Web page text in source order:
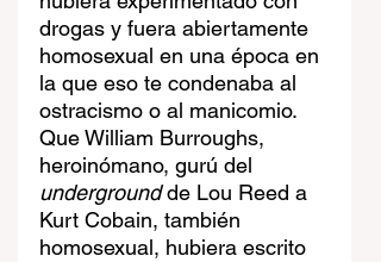
drogas y fuera abiertamente
homosexual en una época en
la que eso te condenaba al
ostracismo o al manicomio.
Que William Burroughs,
heroinómano, gurú del
underground de Lou Reed a
Kurt Cobain, también
homosexual, hubiera escrito